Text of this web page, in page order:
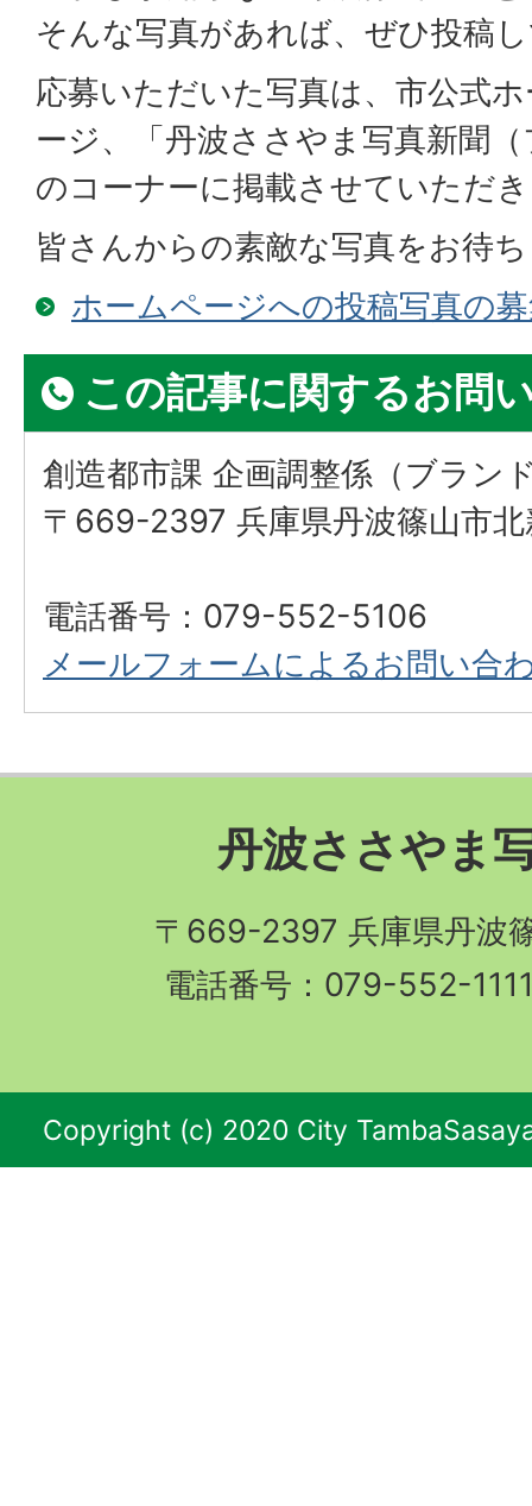
そんな写真があれば、ぜひ投稿
応募いただいた写真は、市公式
ージ、「丹波ささやま写真新聞
のコーナーに掲載させていただ
皆さんからの素敵な写真をお待
ホームページへの投稿写真の
この記事に関するお問
創造都市課 企画調整係（ブラン
〒669-2397 兵庫県丹波篠山市
電話番号：079-552-5106
メールフォームによるお問い合
丹波ささやま
〒669-2397 兵庫県丹波
電話番号：079-552-
Copyright (c) 2020 City